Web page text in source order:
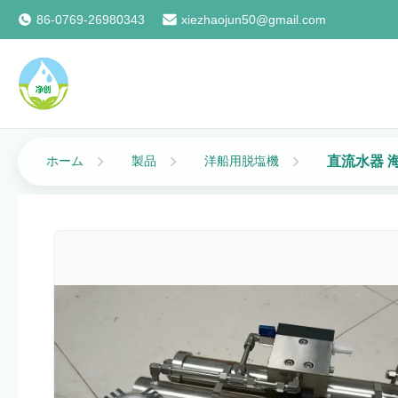
86-0769-26980343 xiezhaojun50@gmail.com
ホーム 製品 洋船用脱塩機 直流水器